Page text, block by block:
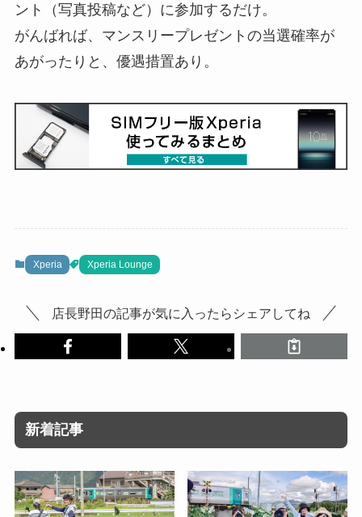
ント（写真投稿など）に参加するだけ。
がんばれば、マンスリープレゼントの当選確率が
あがったりと、優遇措置あり。
Xperia Xperia Lounge
店長野田の記事が気に入ったらシェアしてね
新着記事